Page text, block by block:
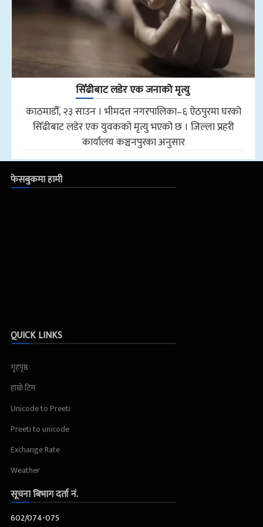
सिँढीबाट लडेर एक जनाको मृत्यु
काठमाडौँ, २३ साउन । भीमदत्त नगरपालिका–६ ऐठपुरमा घरको
सिँढीबाट लडेर एक युवकको मृत्यु भएको छ । जिल्ला प्रहरी
कार्यालय कञ्चनपुरका अनुसार
फेसबुकमा हामी
QUICK LINKS
गृहपृष्ठ
हाम्रो टिम
Unicode to Preeti
Preeti to unicode
Exchange Rate
Weather
सूचना बिभाग दर्ता नं.
602/074-075